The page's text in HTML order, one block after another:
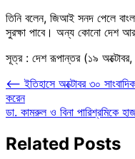
তিনি বলেন, জিআই সনদ পেলে
সুরক্ষা পাবে। অন্য কোনো দেশ
সূত্র : দেশ রূপান্তর (১৯
Post
navigation
⟵ ইতিহাসে অক্টোবর ৩০
করেন
ডা. কামরুল ও বিনা পারিশ্রমিকে
Related Posts